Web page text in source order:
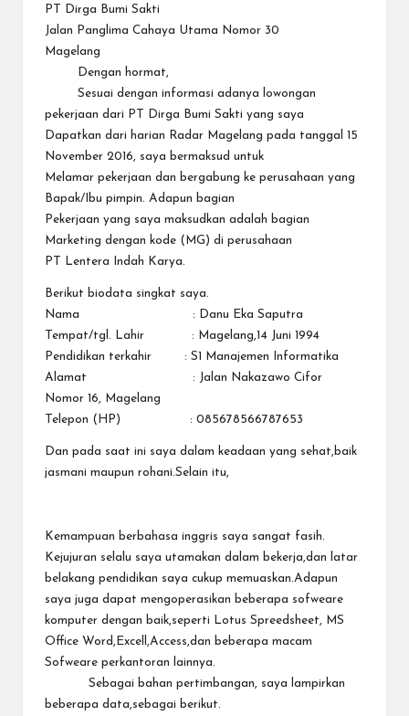
PT Dirga Bumi Sakti
Jalan Panglima Cahaya Utama Nomor 30
Magelang
Dengan hormat,
Sesuai dengan informasi adanya lowongan
pekerjaan dari PT Dirga Bumi Sakti yang saya
Dapatkan dari harian Radar Magelang pada tanggal 15
November 2016, saya bermaksud untuk
Melamar pekerjaan dan bergabung ke perusahaan yang
Bapak/Ibu pimpin. Adapun bagian
Pekerjaan yang saya maksudkan adalah bagian
Marketing dengan kode (MG) di perusahaan
PT Lentera Indah Karya.
Berikut biodata singkat saya.
Nama : Danu Eka Saputra
Tempat/tgl. Lahir : Magelang,14 Juni 1994
Pendidikan terkahir : S1 Manajemen Informatika
Alamat : Jalan Nakazawo Cifor
Nomor 16, Magelang
Telepon (HP) : 085678566787653
Dan pada saat ini saya dalam keadaan yang sehat,baik
jasmani maupun rohani.Selain itu,
Kemampuan berbahasa inggris saya sangat fasih.
Kejujuran selalu saya utamakan dalam bekerja,dan latar
belakang pendidikan saya cukup memuaskan.Adapun
saya juga dapat mengoperasikan beberapa sofweare
komputer dengan baik,seperti Lotus Spreedsheet, MS
Office Word,Excell,Access,dan beberapa macam
Sofweare perkantoran lainnya.
Sebagai bahan pertimbangan, saya lampirkan
beberapa data,sebagai berikut.